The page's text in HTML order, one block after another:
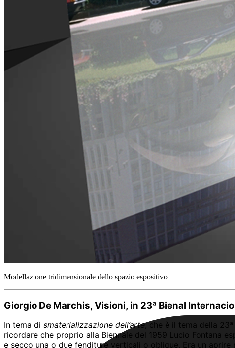
Modellazione tridimensionale dello spazio espositivo
Giorgio De Marchis, Visioni, in 23ª Bienal
In tema di smaterializzazione dell’arte, che è il tema della
ricordare che proprio alla Biennale del 1959 Lucio Fontana
e secco una o due fenditure verticali o oblique. Era un